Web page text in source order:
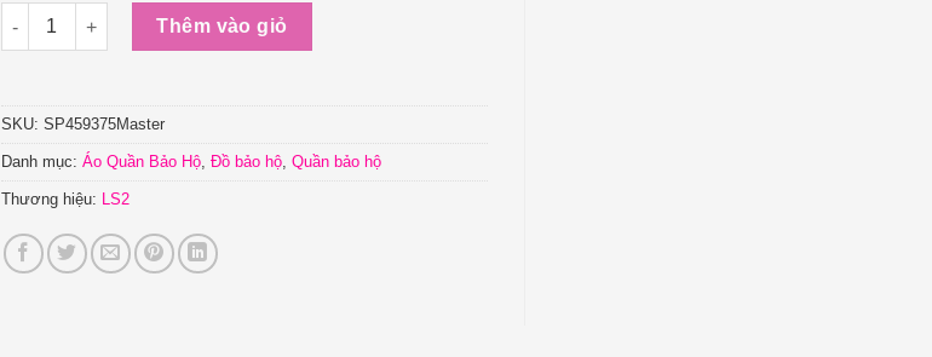
Quần Bảo Hộ Đi Xe MáyLS2 Douglas Man (R) số lượng
Thêm vào giỏ
SKU: SP459375Master
Danh mục: Áo Quần Bảo Hộ, Đồ bảo hộ, Quần bảo hộ
Thương hiệu: LS2